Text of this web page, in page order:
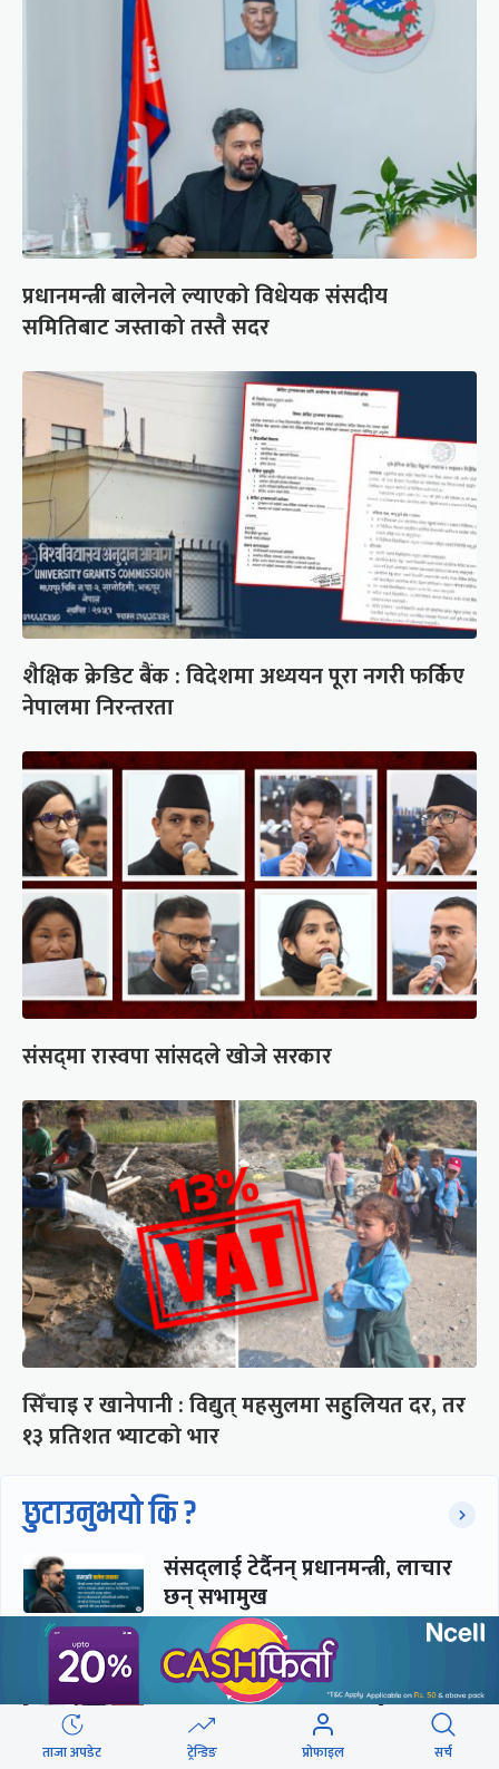
प्रधानमन्त्री बालेनले ल्याएको विधेयक संसदीय
समितिबाट जस्ताको तस्तै सदर
शैक्षिक क्रेडिट बैंक : विदेशमा अध्ययन पूरा नगरी फर्किए
नेपालमा निरन्तरता
संसद्‍मा रास्वपा सांसदले खोजे सरकार
सिँचाइ र खानेपानी : विद्युत् महसुलमा सहुलियत दर, तर
१३ प्रतिशत भ्याटको भार
छुटाउनुभयो कि ?
संसद्लाई टेर्दैनन् प्रधानमन्त्री, लाचार
छन् सभामुख
‘अस्थायी प्रकृतिको अध्यादेशले ऐनको
व्यवस्था विस्थापित गर्न सक्दैन’
ताजा अपडेट ट्रेन्डिङ प्रोफाइल सर्च